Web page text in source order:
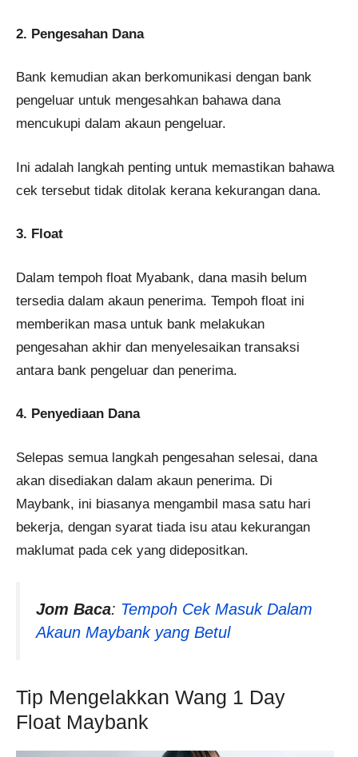
2. Pengesahan Dana
Bank kemudian akan berkomunikasi dengan bank
pengeluar untuk mengesahkan bahawa dana
mencukupi dalam akaun pengeluar.
Ini adalah langkah penting untuk memastikan bahawa
cek tersebut tidak ditolak kerana kekurangan dana.
3. Float
Dalam tempoh float Myabank, dana masih belum
tersedia dalam akaun penerima. Tempoh float ini
memberikan masa untuk bank melakukan
pengesahan akhir dan menyelesaikan transaksi
antara bank pengeluar dan penerima.
4. Penyediaan Dana
Selepas semua langkah pengesahan selesai, dana
akan disediakan dalam akaun penerima. Di
Maybank, ini biasanya mengambil masa satu hari
bekerja, dengan syarat tiada isu atau kekurangan
maklumat pada cek yang didepositkan.
Jom Baca: Tempoh Cek Masuk Dalam
Akaun Maybank yang Betul
Tip Mengelakkan Wang 1 Day
Float Maybank